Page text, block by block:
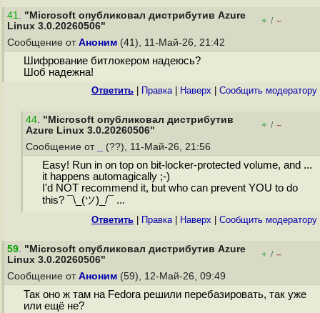
41. "Microsoft опубликовал дистрибутив Azure
Linux 3.0.20260506"
+ / –
Сообщение от Аноним (41), 11-Май-26, 21:42
Шифрование битлокером надеюсь?
Шоб надежна!
Ответить Правка| Наверх Cообщить модератору
44. "Microsoft опубликовал дистрибутив
Azure Linux 3.0.20260506"
+ / –
Сообщение от (??), 11-Май-26, 21:56
Easy! Run in on top on bit-locker-protected volume, and ...
it happens automagically ;-)
I'd NOT recommend it, but who can prevent YOU to do
this? ¯\_(ツ)_/¯ ...
Ответить Правка| Наверх Cообщить модератору
59. "Microsoft опубликовал дистрибутив Azure
Linux 3.0.20260506"
+ / –
Сообщение от Аноним (59), 12-Май-26, 09:49
Так оно ж там на Fedora решили перебазировать, так уже
или ещё не?